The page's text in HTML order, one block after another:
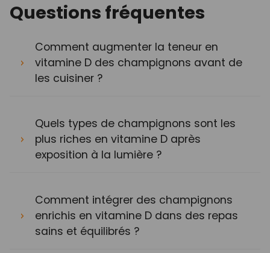
Questions fréquentes
Comment augmenter la teneur en
vitamine D des champignons avant de
les cuisiner ?
Quels types de champignons sont les
plus riches en vitamine D après
exposition à la lumière ?
Comment intégrer des champignons
enrichis en vitamine D dans des repas
sains et équilibrés ?